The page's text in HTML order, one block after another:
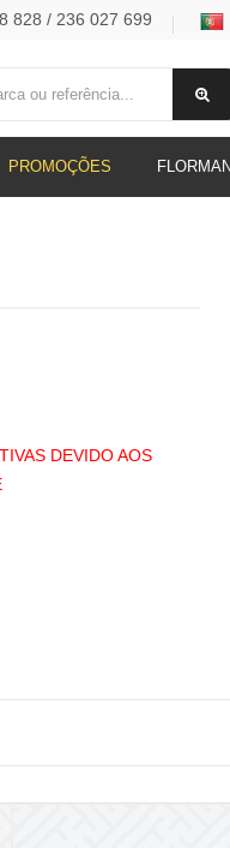
828 / 236 027 699
PROMOÇÕES
DEVIDO AOS